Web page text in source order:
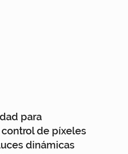
para
de píxeles
dinámicas